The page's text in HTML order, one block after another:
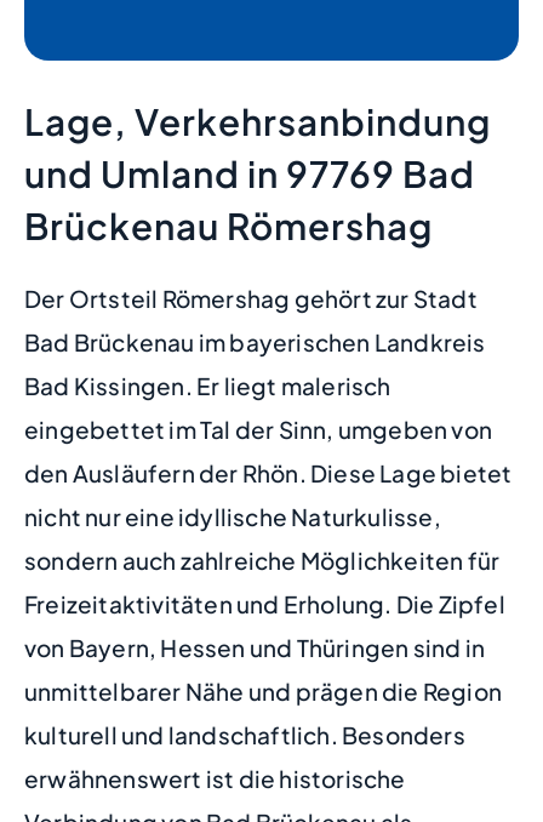
Lage, Verkehrsanbindung
und Umland in 97769 Bad
Brückenau Römershag
Der Ortsteil Römershag gehört zur Stadt
Bad Brückenau im bayerischen Landkreis
Bad Kissingen. Er liegt malerisch
eingebettet im Tal der Sinn, umgeben von
den Ausläufern der Rhön. Diese Lage bietet
nicht nur eine idyllische Naturkulisse,
sondern auch zahlreiche Möglichkeiten für
Freizeitaktivitäten und Erholung. Die Zipfel
von Bayern, Hessen und Thüringen sind in
unmittelbarer Nähe und prägen die Region
kulturell und landschaftlich. Besonders
erwähnenswert ist die historische